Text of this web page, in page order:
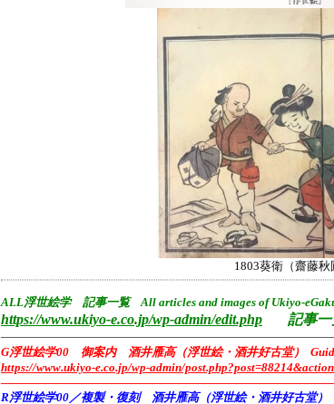
1803葵衛（齋藤
ALL浮世絵学 記事一覧 All articles and images of Ukiyo-
https://www.ukiyo-e.co.jp/wp-admin/edit.php 記事一
G浮世絵学00 御案内 酒井雁高（浮世絵・酒井好古堂）
https://www.ukiyo-e.co.jp/wp-admin/
R浮世絵学00／複製・復刻 酒井雁高（浮世絵・酒井好古堂）